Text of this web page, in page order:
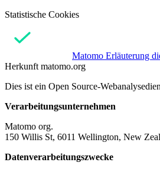
Statistische Cookies
Matomo Erläuterung
Herkunft matomo.org
Dies ist ein Open Source-
Verarbeitungsunternehmen
Matomo org.
150 Willis St, 6011 Wellington, New
Datenverarbeitungszwecke